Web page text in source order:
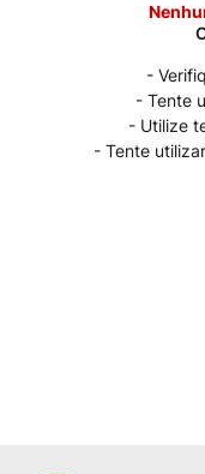
Tente
Utilize
Tente